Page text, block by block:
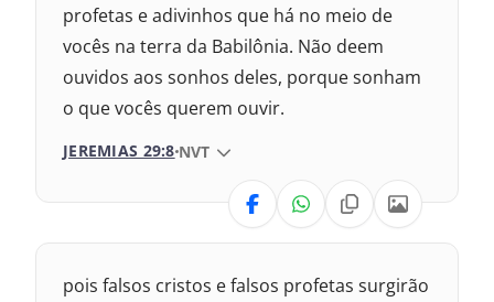
profetas e adivinhos que há no meio de
vocês na terra da Babilônia. Não deem
ouvidos aos sonhos deles, porque sonham
o que vocês querem ouvir.
JEREMIAS 29:8 VERSÃO DA BÍBLIA
NVT
VERSÃO
pois falsos cristos e falsos profetas surgirão